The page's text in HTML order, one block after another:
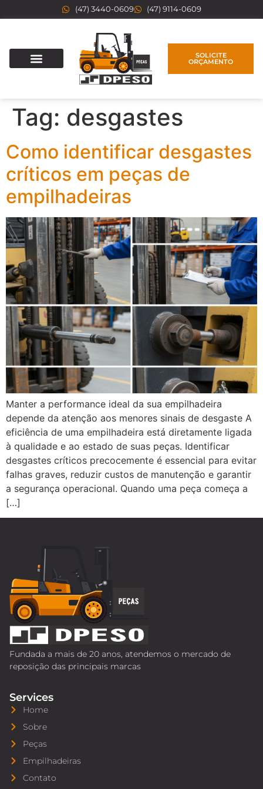
(47) 3440-0609 (47) 9114-0609
SOLICITE
ORÇAMENTO
Tag: desgastes
Como identificar desgastes
críticos em peças de
empilhadeiras
Manter a performance ideal da sua empilhadeira
depende da atenção aos menores sinais de desgaste A
eficiência de uma empilhadeira está diretamente ligada
à qualidade e ao estado de suas peças. Identificar
desgastes críticos precocemente é essencial para evitar
falhas graves, reduzir custos de manutenção e garantir
a segurança operacional. Quando uma peça começa a
[…]
Fundada a mais de 20 anos, atendemos o mercado de
reposição das principais marcas
Services
Home
Sobre
Peças
Empilhadeiras
Contato